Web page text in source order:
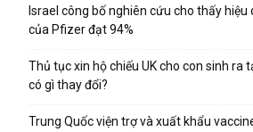
Israel công bố nghiên cứu cho thấy hiệu
của Pfizer đạt 94%
Thủ tục xin hộ chiếu UK cho con sinh ra
có gì thay đổi?
Trung Quốc viện trợ và xuất khẩu